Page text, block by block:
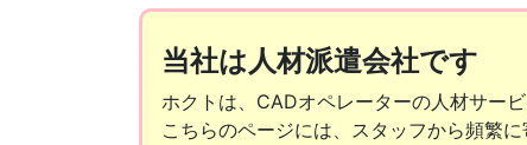
当社は人材派遣会社です
ホクトは、CADオペレーターの人材サー
こちらのページには、スタッフから頻繁